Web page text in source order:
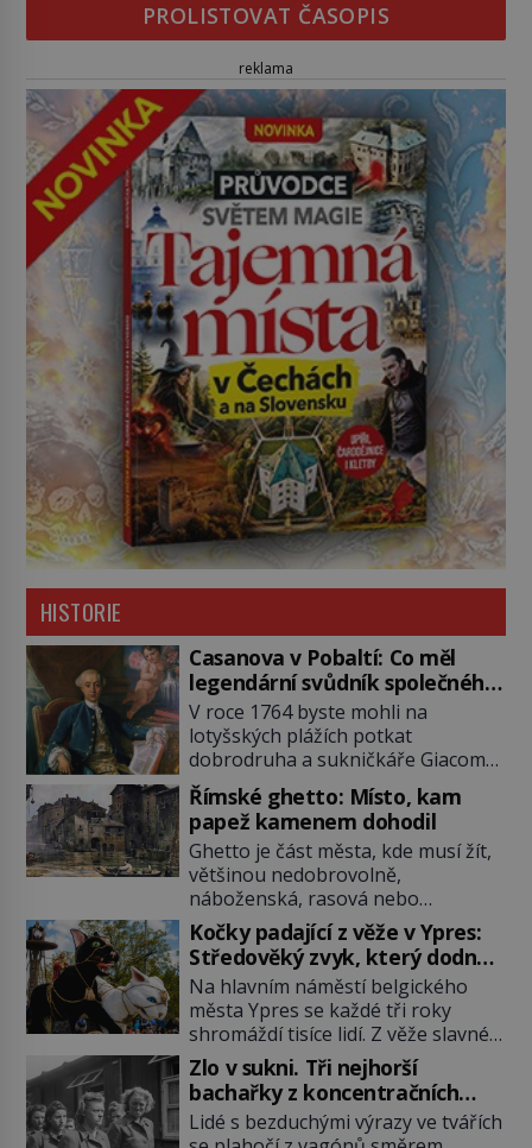
PROLISTOVAT ČASOPIS
reklama
HISTORIE
Casanova v Pobaltí: Co měl
legendární svůdník společného
se svobodnými zednáři?
V roce 1764 byste mohli na
lotyšských plážích potkat
dobrodruha a sukničkáře Giacoma
Casanovu. Jeho cesta k Baltskému
moři však nebyla turistickým
výletem, ale ryze pracovní cestou
se zištnými úmysly. Jaký cíl
Casanova sledoval, když se
například procházel uličkami
lotyšské Rigy? Casanova v Pobaltí
kontaktoval tamní zednářské lóže.
Nebyl v této oblasti žádným
nováčkem, protože do zednářské
[…]
Římské ghetto: Místo, kam
papež kamenem dohodil
Ghetto je část města, kde musí žít,
většinou nedobrovolně,
náboženská, rasová nebo
národnostní menšina obyvatel.
Bohaté historické zkušenosti mají s
takovým životem Židé. Už od
středověku jsou totiž v každou
chvíli nuceni v nějakém žít. Mezi ty
nejslavnější patří i římské ghetto
založené v roce 1555. Pokud jde o
vztah k Židům, nemá se Řím čím
chlubit. […]
Kočky padající z věže v Ypres:
Středověký zvyk, který dodnes
budí rozpaky
Na hlavním náměstí belgického
města Ypres se každé tři roky
shromáždí tisíce lidí. Z věže slavné
tržnice létají do davu kočky, diváci
jásají a snaží se je chytit. Naštěstí
už nejde o živá zvířata, ale jenom o
plyšové suvenýry. Kdysi to ale bylo
Zlo v sukni. Tři nejhorší
bachařky z koncentračních
táborů
Lidé s bezduchými výrazy ve tvářích